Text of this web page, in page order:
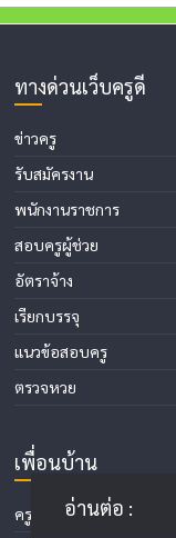
ทางด่วนเว็บครูดี
ข่าวครู
รับสมัครงาน
พนักงานราชการ
สอบครูผู้ช่วย
อัตราจ้าง
เรียกบรรจุ
แนวข้อสอบครู
ตรวจหวย
เพื่อนบ้าน
ครูไพโรจน์อ่านต่อ :